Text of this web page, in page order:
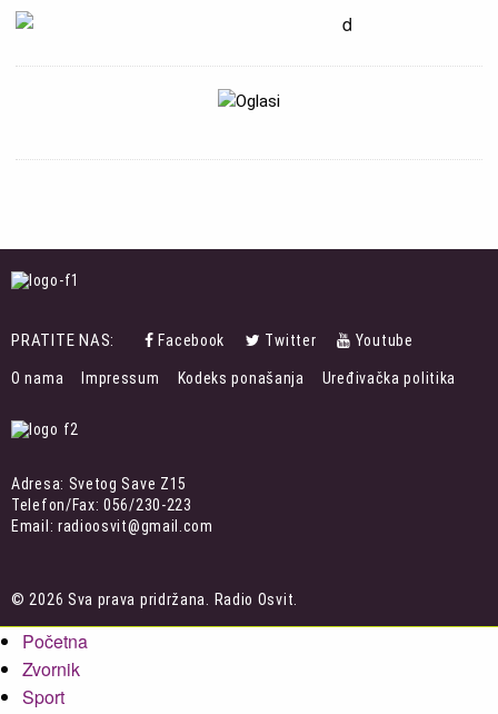
Slika
PRATITE NAS: Facebook Twitter Youtube
FOOTER
MENU
O nama Impressum Kodeks ponašanja Uređivačka politika
Adresa: Svetog Save Z15
Telefon/Fax: 056/230-223
Email: radioosvit@gmail.com
© 2026 Sva prava pridržana. Radio Osvit.
Početna
Zvornik
Sport